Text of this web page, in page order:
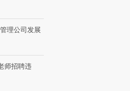
理公司发展
师招聘违